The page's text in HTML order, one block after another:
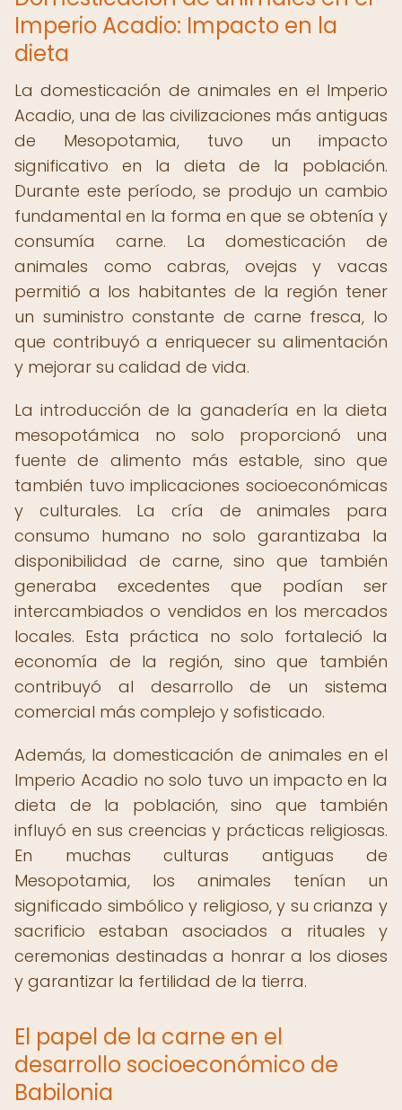
Imperio Acadio: Impacto en la
dieta
La domesticación de animales en el Imperio
Acadio, una de las civilizaciones más antiguas
de Mesopotamia, tuvo un impacto
significativo en la dieta de la población.
Durante este período, se produjo un cambio
fundamental en la forma en que se obtenía y
consumía carne. La domesticación de
animales como cabras, ovejas y vacas
permitió a los habitantes de la región tener
un suministro constante de carne fresca, lo
que contribuyó a enriquecer su alimentación
y mejorar su calidad de vida.
La introducción de la ganadería en la dieta
mesopotámica no solo proporcionó una
fuente de alimento más estable, sino que
también tuvo implicaciones socioeconómicas
y culturales. La cría de animales para
consumo humano no solo garantizaba la
disponibilidad de carne, sino que también
generaba excedentes que podían ser
intercambiados o vendidos en los mercados
locales. Esta práctica no solo fortaleció la
economía de la región, sino que también
contribuyó al desarrollo de un sistema
comercial más complejo y sofisticado.
Además, la domesticación de animales en el
Imperio Acadio no solo tuvo un impacto en la
dieta de la población, sino que también
influyó en sus creencias y prácticas religiosas.
En muchas culturas antiguas de
Mesopotamia, los animales tenían un
significado simbólico y religioso, y su crianza y
sacrificio estaban asociados a rituales y
ceremonias destinadas a honrar a los dioses
y garantizar la fertilidad de la tierra.
El papel de la carne en el
desarrollo socioeconómico de
Babilonia